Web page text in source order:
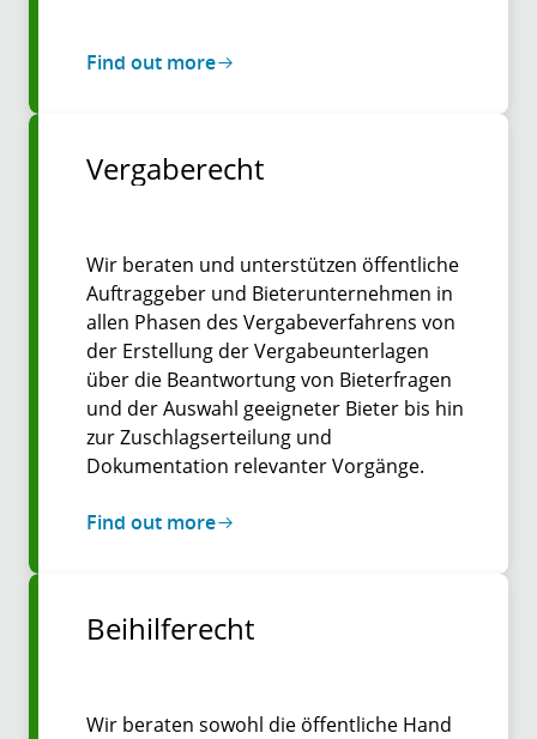
Find out more
Vergaberecht
Wir beraten und unterstützen öffentliche
Auftraggeber und Bieterunternehmen in
allen Phasen des Vergabeverfahrens von
der Erstellung der Vergabeunterlagen
über die Beantwortung von Bieterfragen
und der Auswahl geeigneter Bieter bis hin
zur Zuschlagserteilung und
Dokumentation relevanter Vorgänge.
Find out more
Beihilferecht
Wir beraten sowohl die öffentliche Hand